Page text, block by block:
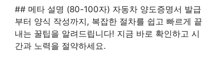
## 메타 설명 (80-100자) 자동차 양도증명서 발급
부터 양식 작성까지, 복잡한 절차를 쉽고 빠르게 끝
내는 꿀팁을 알려드립니다! 지금 바로 확인하고 시
간과 노력을 절약하세요.